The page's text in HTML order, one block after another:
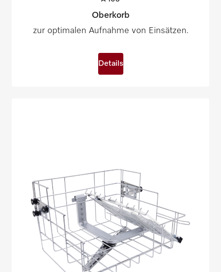
Oberkorb
zur optimalen Aufnahme von Einsätzen.
Details